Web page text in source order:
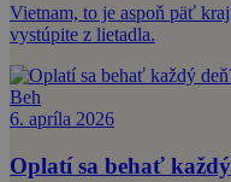
Vietnam, to je aspoň päť
vystúpite z lietadla.
Beh
6. apríla 2026
Oplatí sa behať